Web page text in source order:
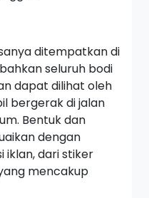
ditempatkan di
seluruh bodi
dapat dilihat oleh
bergerak di jalan
Bentuk dan
dengan
iklan, dari stiker
mencakup